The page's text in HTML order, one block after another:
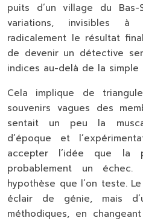
puits d’un village du Bas-
variations, invisibles à
radicalement le résultat
de devenir un détective
indices au-delà de la simple
Cela implique de
souvenirs vagues des
sentait un peu la
d’époque et
accepter l’idée que la
probablement un
hypothèse que l’on teste.
éclair de génie, mais
méthodiques, en